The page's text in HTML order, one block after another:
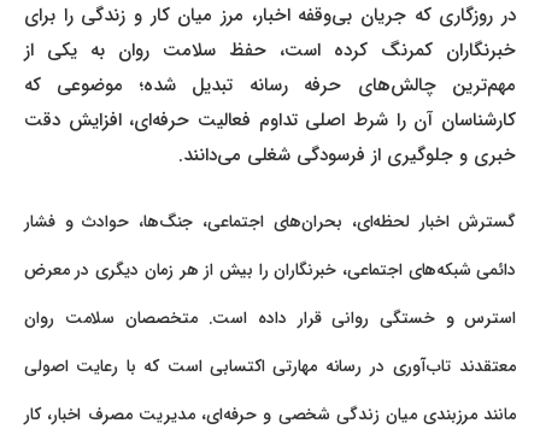
در روزگاری که جریان بی‌وقفه اخبار، مرز میان کار و زندگی را برای
خبرنگاران کمرنگ کرده است، حفظ سلامت روان به یکی از
مهم‌ترین چالش‌های حرفه رسانه تبدیل شده؛ موضوعی که
کارشناسان آن را شرط اصلی تداوم فعالیت حرفه‌ای، افزایش دقت
خبری و جلوگیری از فرسودگی شغلی می‌دانند.
گسترش اخبار لحظه‌ای، بحران‌های اجتماعی، جنگ‌ها، حوادث و فشار
دائمی شبکه‌های اجتماعی، خبرنگاران را بیش از هر زمان دیگری در معرض
استرس و خستگی روانی قرار داده است. متخصصان سلامت روان
معتقدند تاب‌آوری در رسانه مهارتی اکتسابی است که با رعایت اصولی
مانند مرزبندی میان زندگی شخصی و حرفه‌ای، مدیریت مصرف اخبار، کار